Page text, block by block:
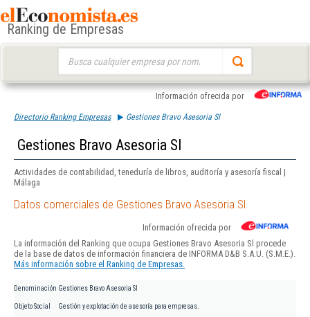
Ranking de Empresas
Información ofrecida por
Directorio Ranking Empresas Gestiones Bravo Asesoria Sl
Gestiones Bravo Asesoria Sl
Actividades de contabilidad, teneduría de libros, auditoría y asesoría fiscal |
Málaga
Datos comerciales de Gestiones Bravo Asesoria Sl
Información ofrecida por
La información del Ranking que ocupa Gestiones Bravo Asesoria Sl procede
de la base de datos de información financiera de INFORMA D&B S.A.U. (S.M.E.).
Más información sobre el Ranking de Empresas.
Denominación Gestiones Bravo Asesoria Sl
Objeto Social Gestión y explotación de asesoría para empresas.